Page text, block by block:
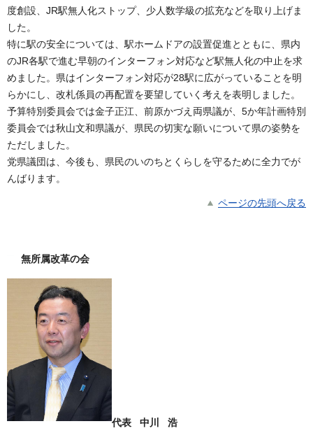
度創設、JR駅無人化ストップ、少人数学級の拡充などを取り上げま
した。
特に駅の安全については、駅ホームドアの設置促進とともに、県内
のJR各駅で進む早朝のインターフォン対応など駅無人化の中止を求
めました。県はインターフォン対応が28駅に広がっていることを明
らかにし、改札係員の再配置を要望していく考えを表明しました。
予算特別委員会では金子正江、前原かづえ両県議が、5か年計画特別
委員会では秋山文和県議が、県民の切実な願いについて県の姿勢を
ただしました。
党県議団は、今後も、県民のいのちとくらしを守るために全力でが
んばります。
ページの先頭へ戻る
無所属改革の会
代表 中川 浩